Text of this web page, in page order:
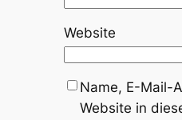
Website
Name, E-Mail-
Website in